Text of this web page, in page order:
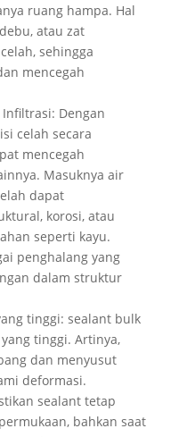
ruang hampa. Hal
atau zat
sehingga
mencegah
Dengan
celah secara
mencegah
Masuknya air
dapat
korosi, atau
seperti kayu.
penghalang yang
dalam struktur
tinggi: sealant bulk
tinggi. Artinya,
dan menyusut
deformasi.
sealant tetap
bahkan saat